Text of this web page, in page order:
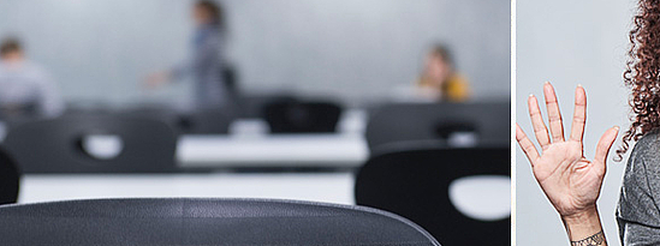
Studien­interessierte
Studierende
Sportangebot
Menuplan Mensa